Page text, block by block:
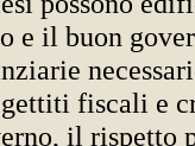
e il buon
fiscali e
il rispetto